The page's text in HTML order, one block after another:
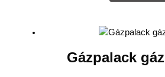
Gázpalack